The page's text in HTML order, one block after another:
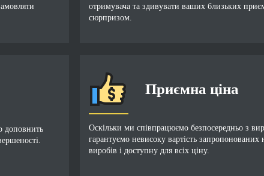
отримувача та здивувати ваших близьких
сюрпризом.
доповнить
Приємна ціна
Оскільки ми співпрацюємо безпосередньо з
гарантуємо невисоку вартість запропонованих
виробів і доступну для всіх ціну.